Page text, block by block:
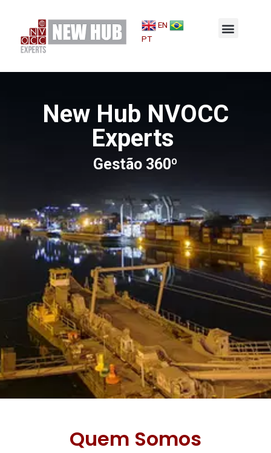
EN
PT
Menu
New Hub NVOCC
Experts
Gestão 360º
Quem Somos